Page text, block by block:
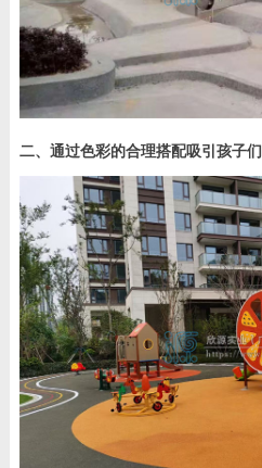
二、通过色彩的合理搭配吸引孩子们